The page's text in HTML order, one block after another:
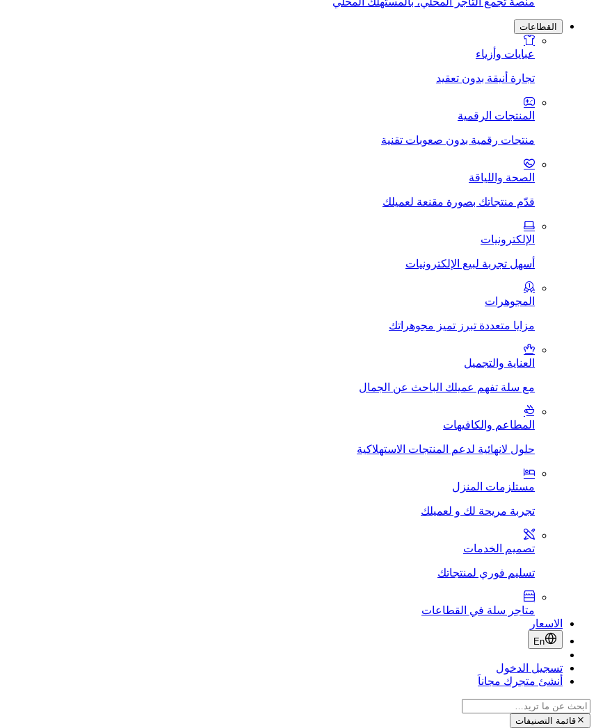
القطاعات
عبايات وأزياء
تجارة أنيقة بدون تعقيد
المنتجات الرقمية
منتجات رقمية بدون صعوبات تقنية
الصحة واللياقة
قدّم منتجاتك بصورة مقنعة لعميلك
الإلكترونيات
أسهل تجربة لبيع الإلكترونيات
المجوهرات
مزايا متعددة تبرز تميز مجوهراتك
العناية والتجميل
مع سلة تفهم عميلك الباحث عن الجمال
المطاعم والكافيهات
حلول لانهائية لدعم المنتجات الاستهلاكية
مستلزمات المنزل
تجربة مريحة لك و لعميلك
تصميم الخدمات
تسليم فوري لمنتجاتك
متاجر سلة في القطاعات
الاسعار
En
تسجيل الدخول
أنشئ متجرك مجاناَ
قائمة التصنيفات